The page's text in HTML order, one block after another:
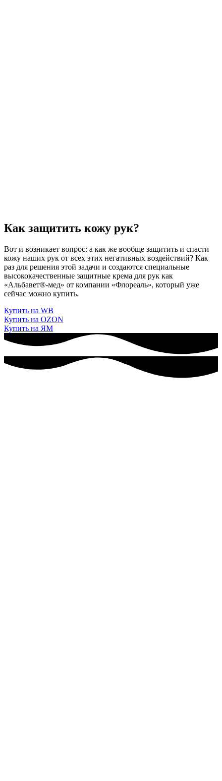
Как защитить кожу рук?
Вот и возникает вопрос: а как же вообще защитить и спасти
кожу наших рук от всех этих негативных воздействий? Как
раз для решения этой задачи и создаются специальные
высококачественные защитные крема для рук как
«Альбавет®-мед» от компании «Флореаль», который уже
сейчас можно купить.
Купить на WB
Купить на OZON
Купить на ЯМ